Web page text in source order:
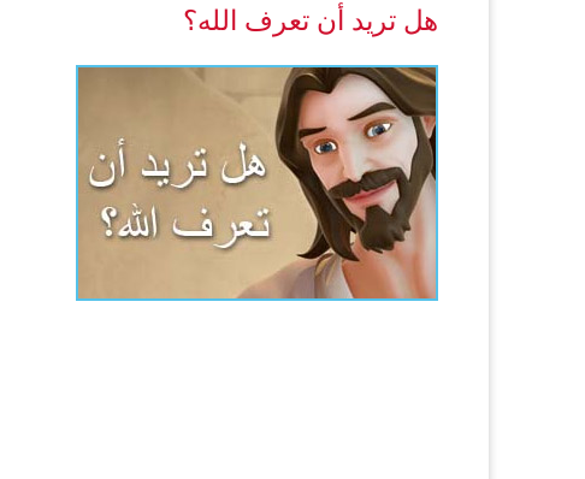
هل تريد أن تعرف الله؟